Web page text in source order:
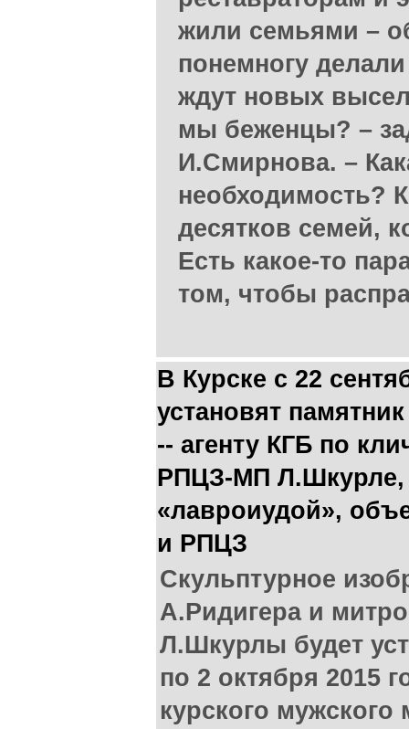
жили семьями –
понемногу
ждут новых
мы беженцы? –
И.Смирнова. –
необходимость?
десятков семей,
Есть какое-то
том, чтобы
В Курске с 22
установят
-- агенту КГБ по
РПЦЗ-МП Л.Шкурле,
«лавроиудой»,
и РПЦЗ
Скульптурное
А.Ридигера и
Л.Шкурлы будет
по 2 октября 2015
курского